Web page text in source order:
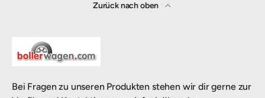
Zurück nach oben
Bei Fragen zu unseren Produkten stehen wir dir gerne zur